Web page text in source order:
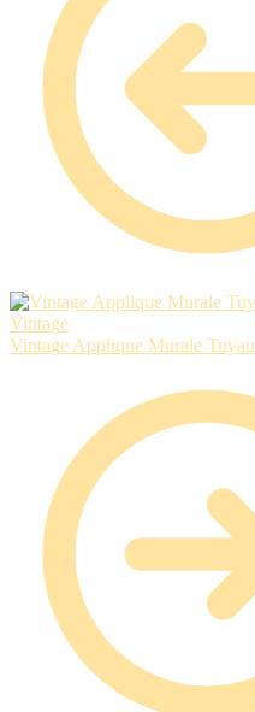
Vintage Applique Murale Tuyau